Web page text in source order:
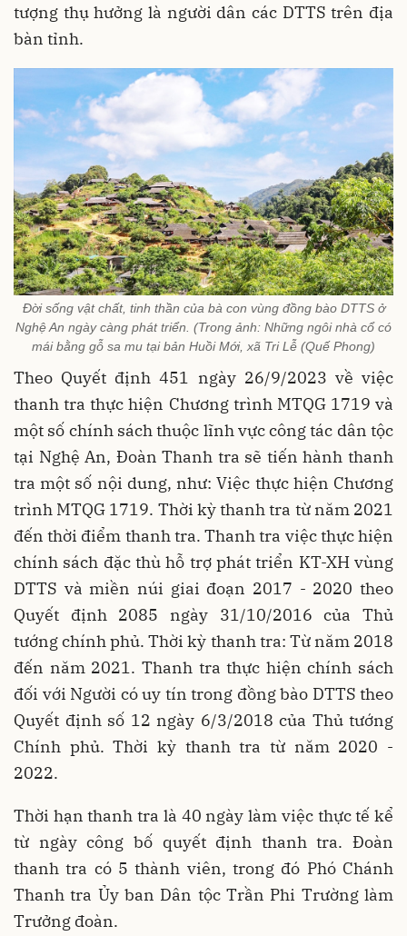
tượng thụ hưởng là người dân các DTTS trên địa
bàn tỉnh.
Đời sống vật chất, tinh thần của bà con vùng đồng bào DTTS ở
Nghệ An ngày càng phát triển. (Trong ảnh: Những ngôi nhà cổ có
mái bằng gỗ sa mu tại bản Huồi Mới, xã Tri Lễ (Quế Phong)
Theo Quyết định 451 ngày 26/9/2023 về việc
thanh tra thực hiện Chương trình MTQG 1719 và
một số chính sách thuộc lĩnh vực công tác dân tộc
tại Nghệ An, Đoàn Thanh tra sẽ tiến hành thanh
tra một số nội dung, như: Việc thực hiện Chương
trình MTQG 1719. Thời kỳ thanh tra từ năm 2021
đến thời điểm thanh tra. Thanh tra việc thực hiện
chính sách đặc thù hỗ trợ phát triển KT-XH vùng
DTTS và miền núi giai đoạn 2017 - 2020 theo
Quyết định 2085 ngày 31/10/2016 của Thủ
tướng chính phủ. Thời kỳ thanh tra: Từ năm 2018
đến năm 2021. Thanh tra thực hiện chính sách
đối với Người có uy tín trong đồng bào DTTS theo
Quyết định số 12 ngày 6/3/2018 của Thủ tướng
Chính phủ. Thời kỳ thanh tra từ năm 2020 -
2022.
Thời hạn thanh tra là 40 ngày làm việc thực tế kể
từ ngày công bố quyết định thanh tra. Đoàn
thanh tra có 5 thành viên, trong đó Phó Chánh
Thanh tra Ủy ban Dân tộc Trần Phi Trường làm
Trưởng đoàn.